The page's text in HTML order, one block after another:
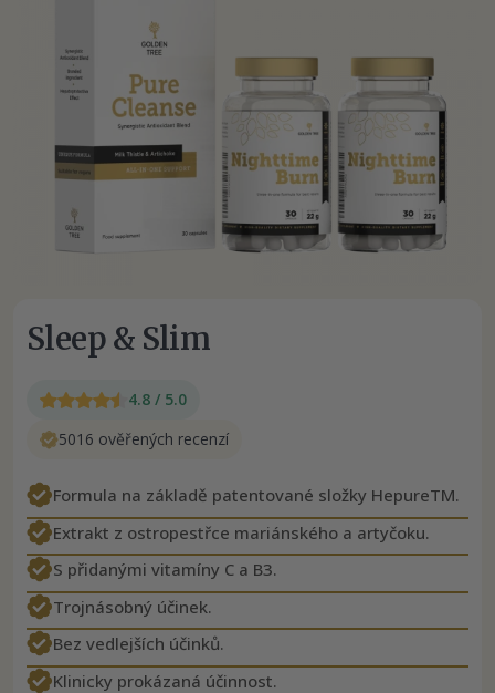
Sleep & Slim
4.8 / 5.0
5016 ověřených recenzí
Formula na základě patentované složky HepureTM.
Extrakt z ostropestřce mariánského a artyčoku.
S přidanými vitamíny C a B3.
Trojnásobný účinek.
Bez vedlejších účinků.
Klinicky prokázaná účinnost.